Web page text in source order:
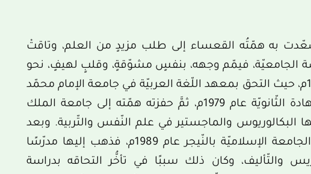
به همّتُه القعساء إلى طلب مزيدٍ من العلم، وتاقتْ
الجامعيّة، فيمّم وجهه، بنفسٍ مشوّقةٍ، وقلبٍ لهيفٍ، نحو
المملكة العربيّة السّعوديّة عام 1977م، حيث التحق بمعهد اللّغة العربيّة في جامعة الإمام محمّد
بن سعود الإسلاميّة، وحاز منه شهادة الثّانويّة عام 1979م، ثمَّ حفزته همّته إلى جامعة الملك
والماجستير في علم النّفس والتّربية. وبعد
دراسته للماجستير، تعاقدت معه الجامعة الإسلاميّة بالنّيجر عام 1989م، فذهب إليها مدرّسًا
والتّأليف، وكان ذلك سببًا في تأخُّر التحاقه بدراسة